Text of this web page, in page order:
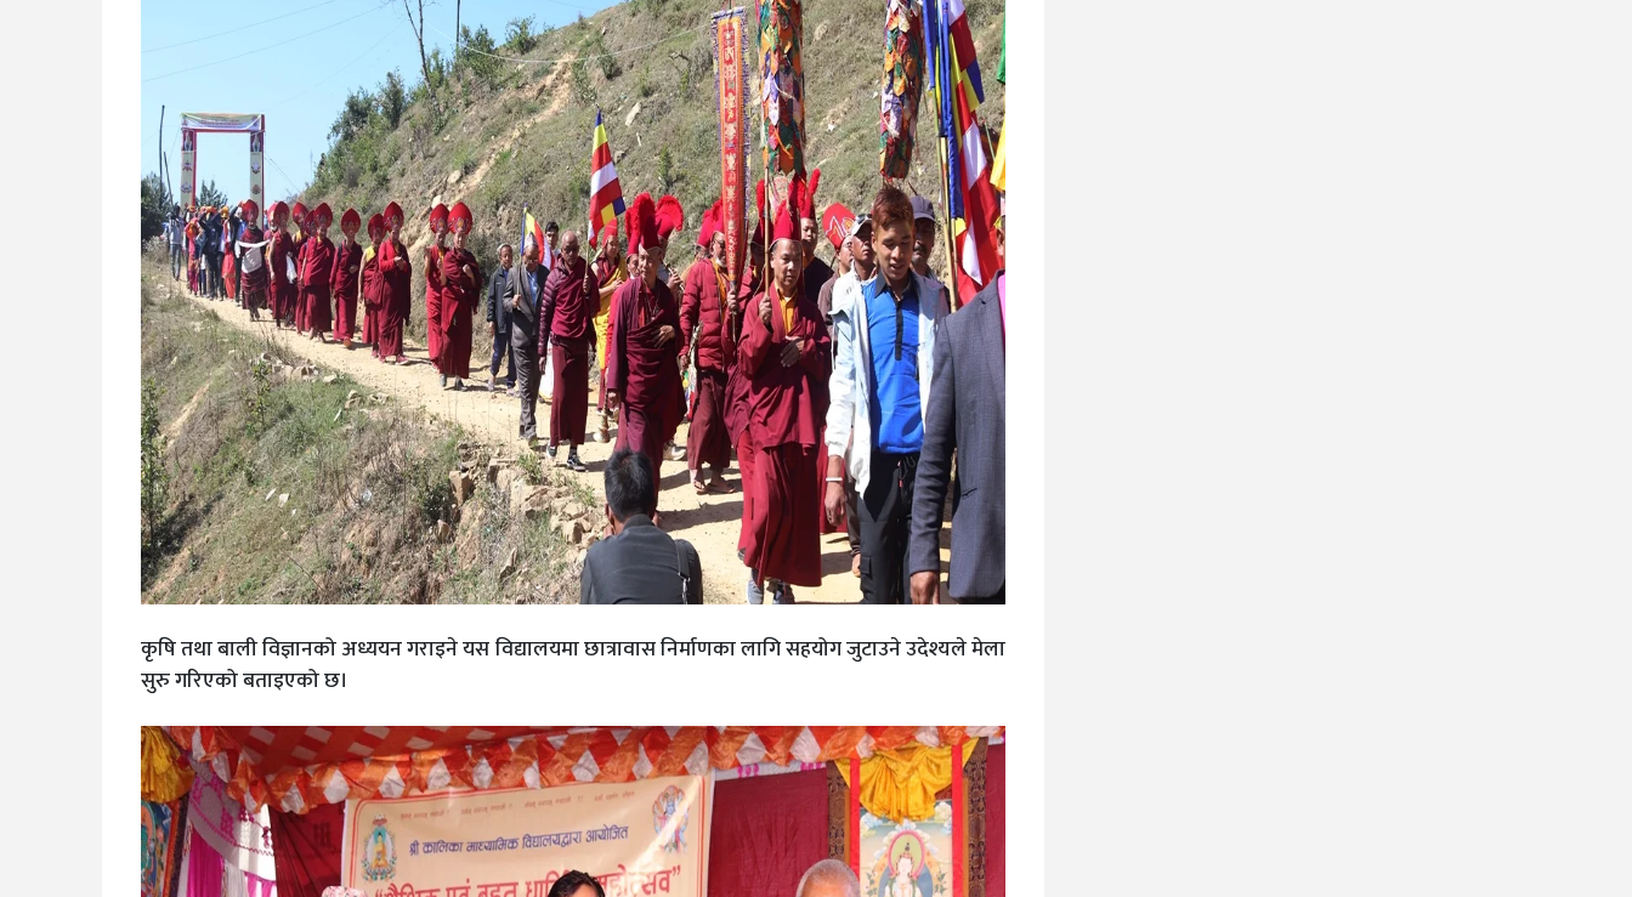
कृषि तथा बाली विज्ञानको अध्ययन गराइने यस विद्यालयमा छात्रावास निर्माणका लागि सहयोग जुटाउने उदेश्यले मेला
सुरु गरिएको बताइएको छ।